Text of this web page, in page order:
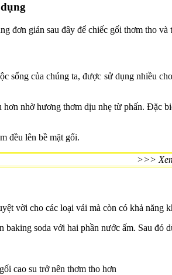
đơn giản sau đây để chiếc gối thơm tho và
sống của chúng ta, được sử dụng nhiều
nhờ hương thơm dịu nhẹ từ phấn. Đặc
đều lên bề mặt gối.
>>>
vời cho các loại vải mà còn có khả năng
baking soda với hai phần nước ấm. Sau
cao su trở nên thơm tho hơn